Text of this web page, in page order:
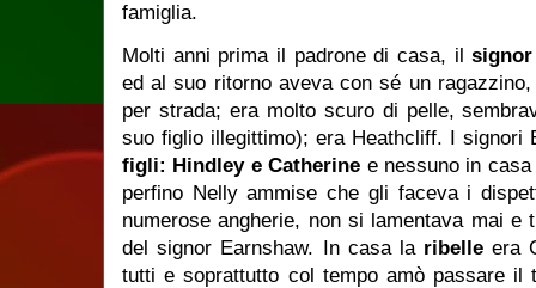
famiglia.
Molti anni prima il padrone di casa, ilsignor
ed al suo ritorno aveva con sé un
per strada; era molto scuro di pelle,
suo figlio illegittimo); era Heathcliff. I signori
figli: Hindley e Catherine e nessuno in
perfino Nelly ammise che gli faceva i
numerose angherie, non si lamentava mai
del signor Earnshaw. In casa la ribelleera
tutti e soprattutto col tempo amò passare il